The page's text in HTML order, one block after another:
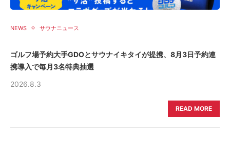
NEWS サウナニュース
ゴルフ場予約大手GDOとサウナイキタイが提携、8月3日予約連
携導入で毎月3名特典抽選
2026.8.3
READ MORE